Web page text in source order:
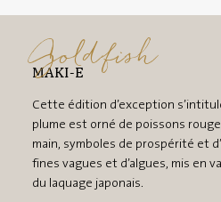
Goldfish
MAKI-E
Cette édition d’exception
plume est orné de poissons
main, symboles de prospérité et
fines vagues et d’algues, mis en
du laquage japonais.